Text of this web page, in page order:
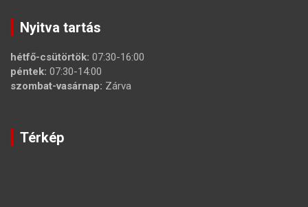
Nyitva tartás
hétfő-csütörtök: 07:30-16:00
péntek: 07:30-14:00
szombat-vasárnap: Zárva
Térkép